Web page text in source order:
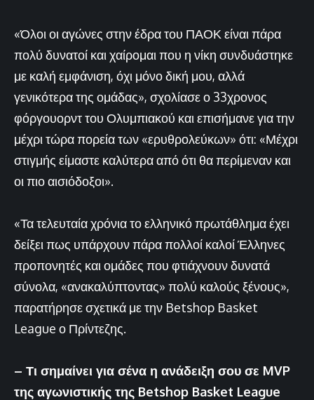
«Όλοι οι αγώνες στην έδρα του ΠΑΟΚ είναι πάρα
πολύ δυνατοί και χαίρομαι που η νίκη συνδυάστηκε
με καλή εμφάνιση, όχι μόνο δική μου, αλλά
γενικότερα της ομάδας», σχολίασε ο 33χρονος
φόργουορντ του Ολυμπιακού και επισήμανε για την
μέχρι τώρα πορεία των «ερυθρολεύκων» ότι: «Μέχρι
στιγμής είμαστε καλύτερα από ότι θα περίμεναν και
οι πιο αισιόδοξοι».
«Τα τελευταία χρόνια το ελληνικό πρωτάθλημα έχει
δείξει πως υπάρχουν πάρα πολλοί καλοί Έλληνες
προπονητές και ομάδες που φτιάχνουν δυνατά
σύνολα, «ανακαλύπτοντας» πολύ καλούς ξένους»,
παρατήρησε σχετικά με την Betshop Basket
League ο Πρίντεζης.
– Τι σημαίνει για σένα η ανάδειξη σου σε MVP
της αγωνιστικής της Betshop Basket League